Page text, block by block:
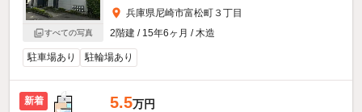
すべての写真
兵庫県尼崎市富松町３丁目
2階建 / 15年6ヶ月 / 木造
駐車場あり 駐輪場あり
新着 5.5万円